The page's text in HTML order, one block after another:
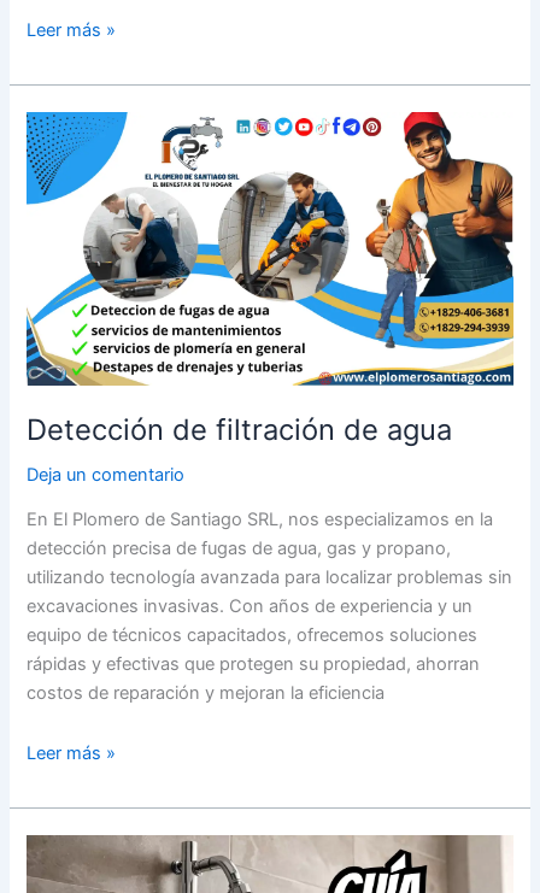
Leer más »
Detección de filtración de agua
Deja un comentario
En El Plomero de Santiago SRL, nos especializamos en la
detección precisa de fugas de agua, gas y propano,
utilizando tecnología avanzada para localizar problemas sin
excavaciones invasivas. Con años de experiencia y un
equipo de técnicos capacitados, ofrecemos soluciones
rápidas y efectivas que protegen su propiedad, ahorran
costos de reparación y mejoran la eficiencia
Detección
de
filtración
de
Leer más »
Instalación
de